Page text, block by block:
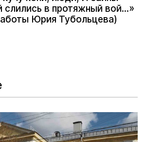
слились в протяжный вой...»
Юрия Тубольцева)